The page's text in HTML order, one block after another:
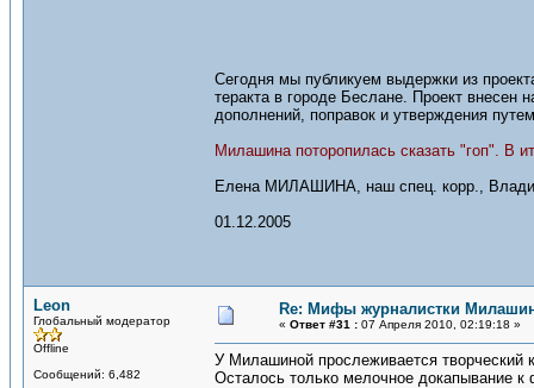
Сегодня мы публикуем выдержки из
теракта в городе Беслане. Проект внесен
дополнений, поправок и утверждения
Милашина поторопилась сказать "гоп". В
Елена МИЛАШИНА, наш спец. корр.,
01.12.2005
Leon
Глобальный модератор
Offline
Сообщений: 6,482
Re: Мифы журналистки
« Ответ #31 : 07 Апреля 2010, 02:19:18 »
У Милашиной прослеживается
Осталось только мелочное докапывание